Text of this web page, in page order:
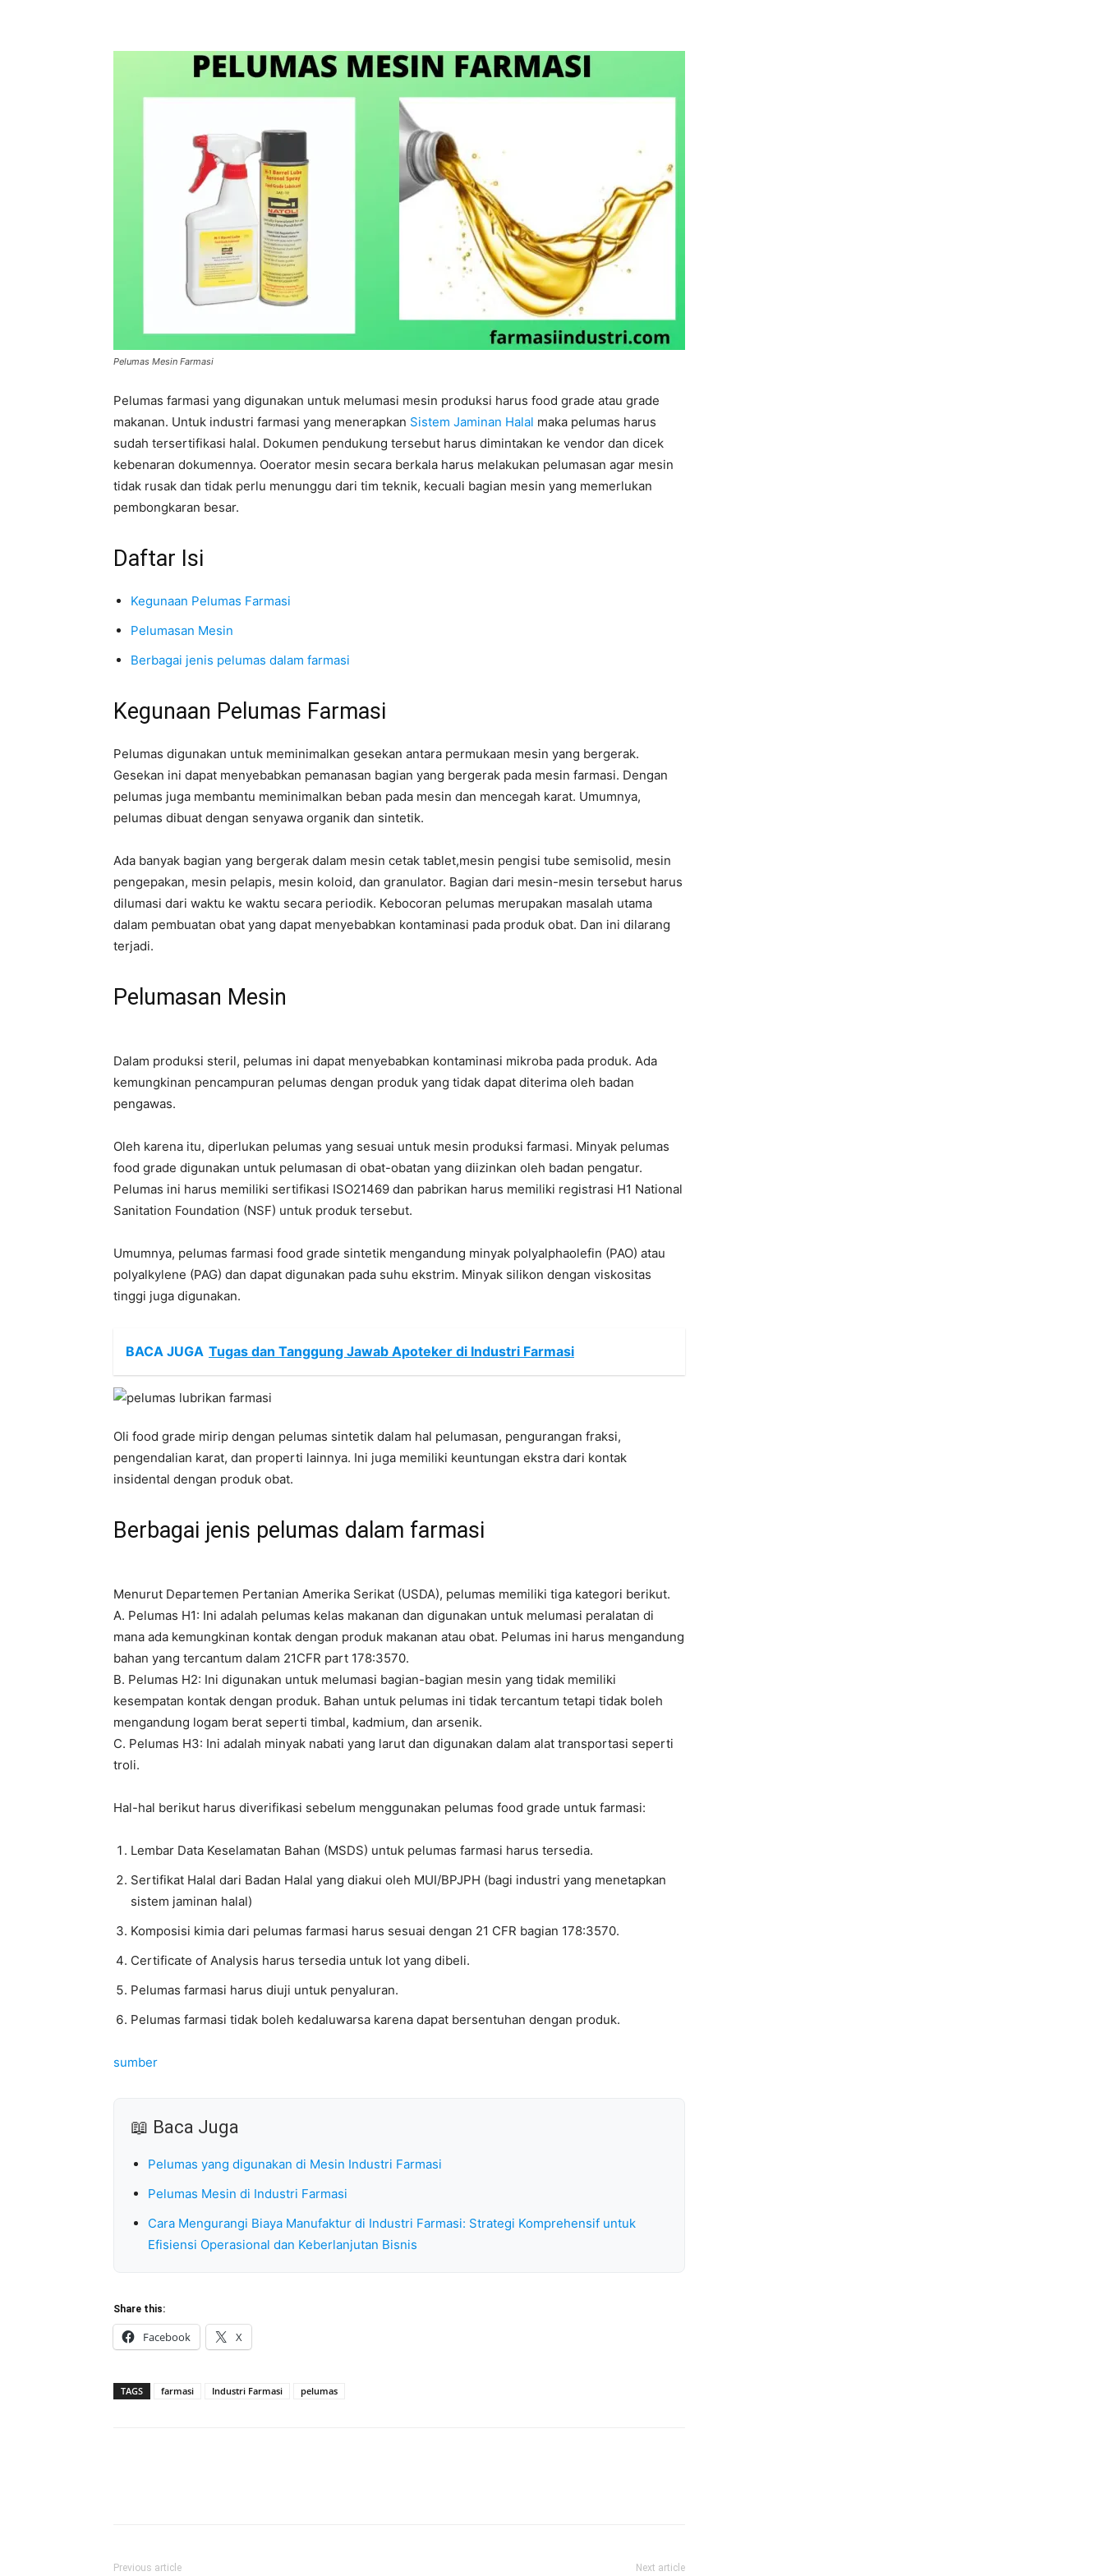
Pelumas Mesin Farmasi
Pelumas farmasi yang digunakan untuk melumasi mesin produksi harus food grade atau grade
makanan. Untuk industri farmasi yang menerapkan Sistem Jaminan Halal maka pelumas harus
sudah tersertifikasi halal. Dokumen pendukung tersebut harus dimintakan ke vendor dan dicek
kebenaran dokumennya. Ooerator mesin secara berkala harus melakukan pelumasan agar mesin
tidak rusak dan tidak perlu menunggu dari tim teknik, kecuali bagian mesin yang memerlukan
pembongkaran besar.
Daftar Isi
Kegunaan Pelumas Farmasi
Pelumasan Mesin
Berbagai jenis pelumas dalam farmasi
Kegunaan Pelumas Farmasi
Pelumas digunakan untuk meminimalkan gesekan antara permukaan mesin yang bergerak.
Gesekan ini dapat menyebabkan pemanasan bagian yang bergerak pada mesin farmasi. Dengan
pelumas juga membantu meminimalkan beban pada mesin dan mencegah karat. Umumnya,
pelumas dibuat dengan senyawa organik dan sintetik.
Ada banyak bagian yang bergerak dalam mesin cetak tablet,mesin pengisi tube semisolid, mesin
pengepakan, mesin pelapis, mesin koloid, dan granulator. Bagian dari mesin-mesin tersebut harus
dilumasi dari waktu ke waktu secara periodik. Kebocoran pelumas merupakan masalah utama
dalam pembuatan obat yang dapat menyebabkan kontaminasi pada produk obat. Dan ini dilarang
terjadi.
Pelumasan Mesin
Dalam produksi steril, pelumas ini dapat menyebabkan kontaminasi mikroba pada produk. Ada
kemungkinan pencampuran pelumas dengan produk yang tidak dapat diterima oleh badan
pengawas.
Oleh karena itu, diperlukan pelumas yang sesuai untuk mesin produksi farmasi. Minyak pelumas
food grade digunakan untuk pelumasan di obat-obatan yang diizinkan oleh badan pengatur.
Pelumas ini harus memiliki sertifikasi ISO21469 dan pabrikan harus memiliki registrasi H1 National
Sanitation Foundation (NSF) untuk produk tersebut.
Umumnya, pelumas farmasi food grade sintetik mengandung minyak polyalphaolefin (PAO) atau
polyalkylene (PAG) dan dapat digunakan pada suhu ekstrim. Minyak silikon dengan viskositas
tinggi juga digunakan.
BACA JUGA Tugas dan Tanggung Jawab Apoteker di Industri Farmasi
Oli food grade mirip dengan pelumas sintetik dalam hal pelumasan, pengurangan fraksi,
pengendalian karat, dan properti lainnya. Ini juga memiliki keuntungan ekstra dari kontak
insidental dengan produk obat.
Berbagai jenis pelumas dalam farmasi
Menurut Departemen Pertanian Amerika Serikat (USDA), pelumas memiliki tiga kategori berikut.
A. Pelumas H1: Ini adalah pelumas kelas makanan dan digunakan untuk melumasi peralatan di
mana ada kemungkinan kontak dengan produk makanan atau obat. Pelumas ini harus mengandung
bahan yang tercantum dalam 21CFR part 178:3570.
B. Pelumas H2: Ini digunakan untuk melumasi bagian-bagian mesin yang tidak memiliki
kesempatan kontak dengan produk. Bahan untuk pelumas ini tidak tercantum tetapi tidak boleh
mengandung logam berat seperti timbal, kadmium, dan arsenik.
C. Pelumas H3: Ini adalah minyak nabati yang larut dan digunakan dalam alat transportasi seperti
troli.
Hal-hal berikut harus diverifikasi sebelum menggunakan pelumas food grade untuk farmasi:
Lembar Data Keselamatan Bahan (MSDS) untuk pelumas farmasi harus tersedia.
Sertifikat Halal dari Badan Halal yang diakui oleh MUI/BPJPH (bagi industri yang menetapkan
sistem jaminan halal)
Komposisi kimia dari pelumas farmasi harus sesuai dengan 21 CFR bagian 178:3570.
Certificate of Analysis harus tersedia untuk lot yang dibeli.
Pelumas farmasi harus diuji untuk penyaluran.
Pelumas farmasi tidak boleh kedaluwarsa karena dapat bersentuhan dengan produk.
sumber
📖 Baca Juga
Pelumas yang digunakan di Mesin Industri Farmasi
Pelumas Mesin di Industri Farmasi
Cara Mengurangi Biaya Manufaktur di Industri Farmasi: Strategi Komprehensif untuk
Efisiensi Operasional dan Keberlanjutan Bisnis
Share this:
Facebook X
TAGS farmasi Industri Farmasi pelumas
Previous article Next article